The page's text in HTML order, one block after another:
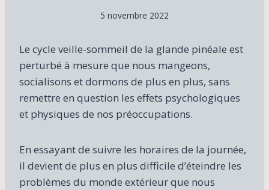
5 novembre 2022
Le cycle veille-sommeil de la glande pinéale est
perturbé à mesure que nous mangeons,
socialisons et dormons de plus en plus, sans
remettre en question les effets psychologiques
et physiques de nos préoccupations.
En essayant de suivre les horaires de la journée,
il devient de plus en plus difficile d’éteindre les
problèmes du monde extérieur que nous